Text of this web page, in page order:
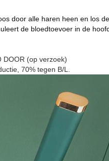
door alle haren heen en los
de bloedtoevoer in de
DOOR (op verzoek)
70% tegen B/L.